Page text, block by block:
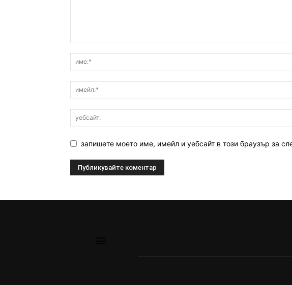
запишете моето име, имейл и уебсайт в този браузър за